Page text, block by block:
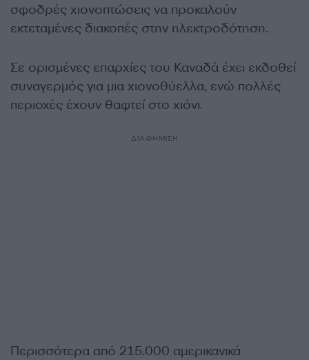
σφοδρές χιονοπτώσεις να προκαλούν
εκτεταμένες διακοπές στην ηλεκτροδότηση.
Σε ορισμένες επαρχίες του Καναδά έχει εκδοθεί
συναγερμός για μια χιονοθύελλα, ενώ πολλές
περιοχές έχουν θαφτεί στο χιόνι.
ΔΙΑΦΗΜΙΣΗ
Περισσότερα από 215.000 αμερικανικά